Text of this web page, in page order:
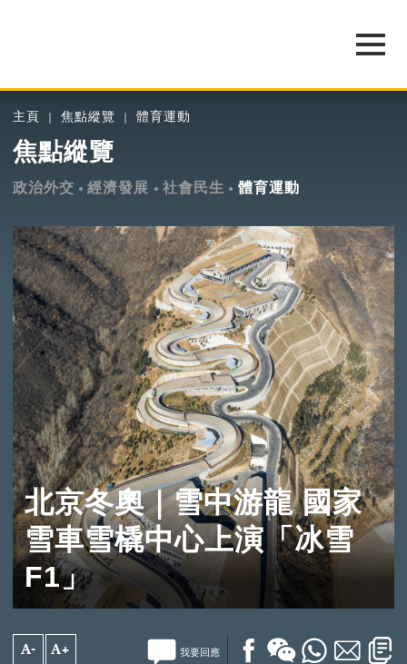
主頁 焦點縱覽 體育運動
焦點縱覽
政治外交 經濟發展 社會民生 體育運動
北京冬奧｜雪中游龍 國家
雪車雪橇中心上演「冰雪
F1」
A- A+ 我要回應